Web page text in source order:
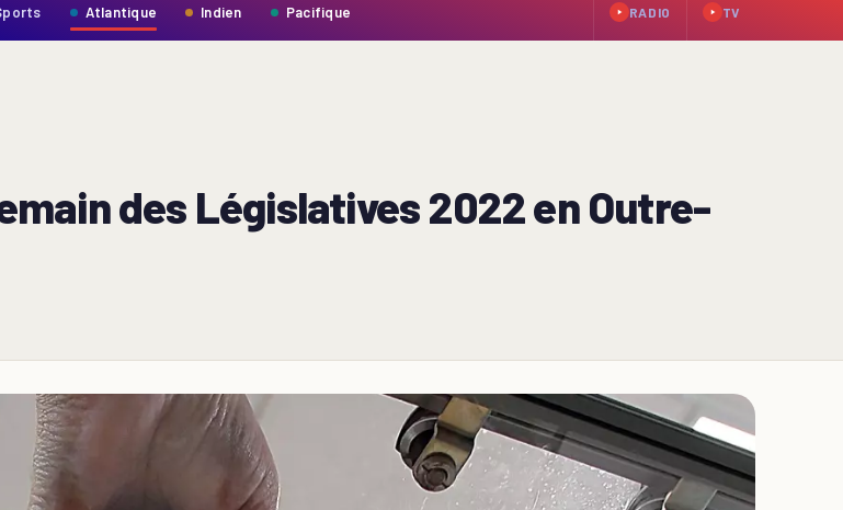
Atlantique Indien Pacifique RADIO TV
des Législatives 2022 en Outre-